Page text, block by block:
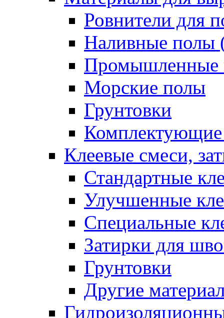
Ровнители для
Наливные полы
Промышленные
Морские полы
Грунтовки
Клеевые смеси,
Стандартные
Улучшенные
Специальные
Затирки для
Грунтовки
Другие